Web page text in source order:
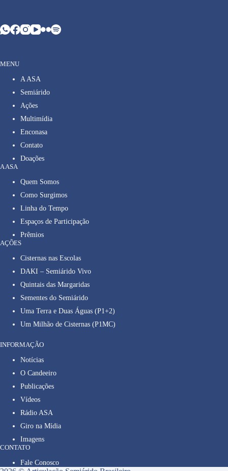
MENU
A ASA
Semiárido
Ações
Multimídia
Enconasa
Contato
Doações
A ASA
Quem Somos
Como Surgimos
Linha do Tempo
Espaços de Participação
Prêmios
AÇÕES
Cisternas nas Escolas
DAKI – Semiárido Vivo
Quintais das Margaridas
Sementes do Semiárido
Uma Terra e Duas Águas (P1+2)
Um Milhão de Cisternas (P1MC)
INFORMAÇÃO
Notícias
O Candeeiro
Publicações
Vídeos
Rádio ASA
Giro na Mídia
Imagens
CONTATO
Fale Conosco